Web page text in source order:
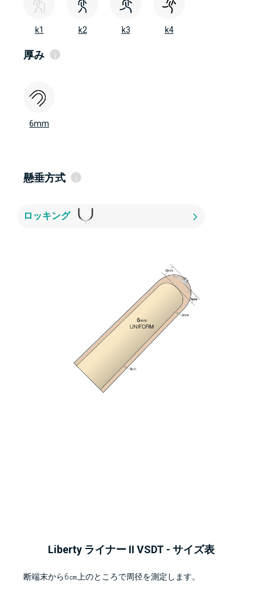
ベージュファブリックは水平方向と垂直方向
低活動レベル
低～中活動レベル
k3
中～高活動レベル
k1 k2 k3 k4
厚み i
6mm
懸垂方式 i
ロッキング
Liberty ライナー II VSDT - サイズ表
断端末から6㎝上のところで周径を測定します。